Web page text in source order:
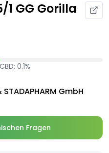
GG Gorilla
CBD: 0.1%
GmbH
Fragen